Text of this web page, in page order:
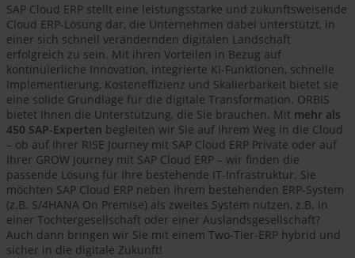
SAP Cloud ERP stellt eine leistungsstarke und zukunftsweisende
Cloud ERP-Lösung dar, die Unternehmen dabei unterstützt, in
einer sich schnell verändernden digitalen Landschaft
erfolgreich zu sein. Mit ihren Vorteilen in Bezug auf
kontinuierliche Innovation, integrierte KI-Funktionen, schnelle
Implementierung, Kosteneffizienz und Skalierbarkeit bietet sie
eine solide Grundlage für die digitale Transformation. ORBIS
bietet Ihnen die Unterstützung, die Sie brauchen. Mit mehr als
450 SAP-Experten begleiten wir Sie auf Ihrem Weg in die Cloud
– ob auf Ihrer RISE Journey mit SAP Cloud ERP Private oder auf
Ihrer GROW Journey mit SAP Cloud ERP – wir finden die
passende Lösung für Ihre bestehende IT-Infrastruktur. Sie
möchten SAP Cloud ERP neben Ihrem bestehenden ERP-System
(z.B. S/4HANA On Premise) als zweites System nutzen, z.B. in
einer Tochtergesellschaft oder einer Auslandsgesellschaft?
Auch dann bringen wir Sie mit einem Two-Tier-ERP hybrid und
sicher in die digitale Zukunft!